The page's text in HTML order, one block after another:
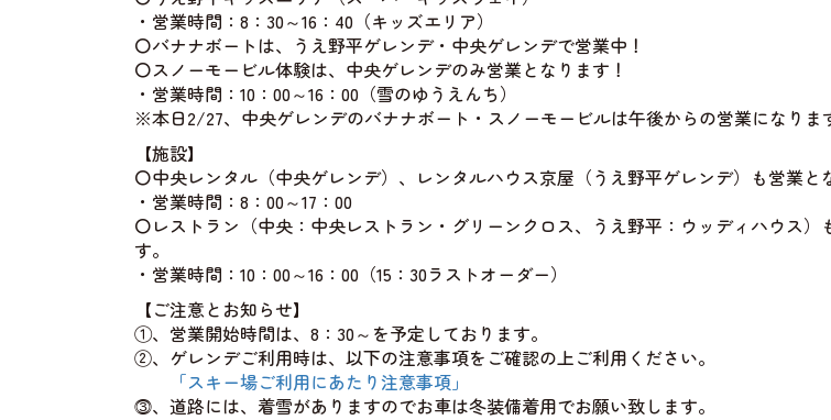
・営業時間：8：30～16：40（キッズエリア）
〇バナナボートは、うえ野平ゲレンデ・中央ゲレンデで営業中！
〇スノーモービル体験は、中央ゲレンデのみ営業となります！
・営業時間：10：00～16：00（雪のゆうえんち）
※本日2/27、中央ゲレンデのバナナボート・スノーモービルは午後からの営業になりま
【施設】
〇中央レンタル（中央ゲレンデ）、レンタルハウス京屋（うえ野平ゲレンデ）も営業と
・営業時間：8：00～17：00
〇レストラン（中央：中央レストラン・グリーンクロス、うえ野平：ウッディハウス）
す。
・営業時間：10：00～16：00（15：30ラストオーダー）
【ご注意とお知らせ】
①、営業開始時間は、8：30～を予定しております。
②、ゲレンデご利用時は、以下の注意事項をご確認の上ご利用ください。
「スキー場ご利用にあたり注意事項」
⓷、道路には、着雪がありますのでお車は冬装備着用でお願い致します。